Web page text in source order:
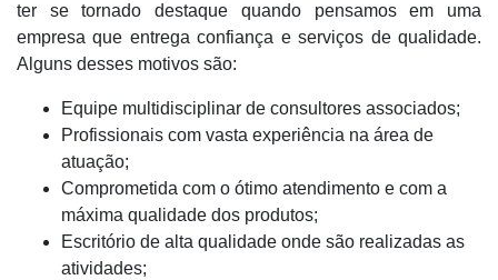
ter se tornado destaque quando pensamos em uma
empresa que entrega confiança e serviços de qualidade.
Alguns desses motivos são:
Equipe multidisciplinar de consultores associados;
Profissionais com vasta experiência na área de
atuação;
Comprometida com o ótimo atendimento e com a
máxima qualidade dos produtos;
Escritório de alta qualidade onde são realizadas as
atividades;